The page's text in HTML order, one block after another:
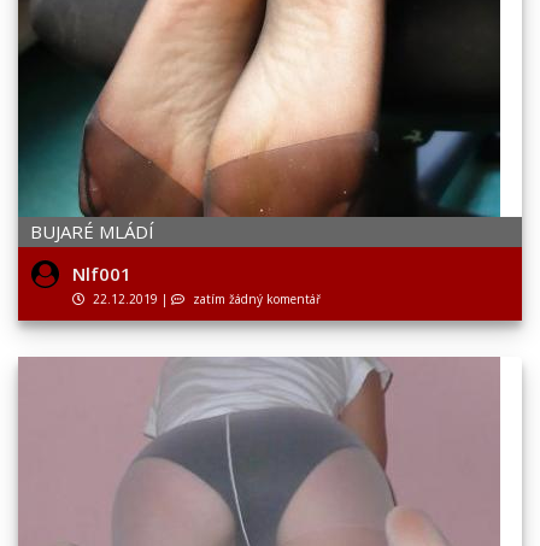
BUJARÉ MLÁDÍ
Nlf001
22.12.2019 | zatím žádný komentář